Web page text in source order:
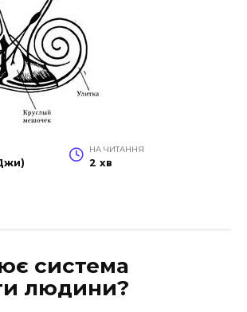
НА ЧИТАННЯ
2 хв
система
людини?